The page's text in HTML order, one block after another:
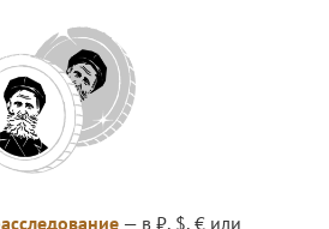
— в ₽, $, € или